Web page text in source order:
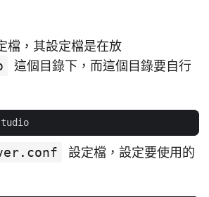
檔，其設定檔是在放
這個目錄下，而這個目錄要自行
設定檔，設定要使用的